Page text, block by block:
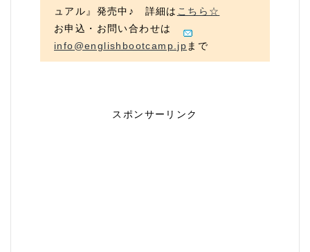
ュアル』発売中♪ 詳細は こちら☆
お申込・お問い合わせは
info@englishbootcamp.jp まで
スポンサーリンク